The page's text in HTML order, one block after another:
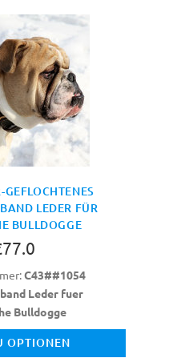
GEFLOCHTENES
LEDER FÜR
BULLDOGGE
C43##1054
Leder fuer
Bulldogge
OPTIONEN